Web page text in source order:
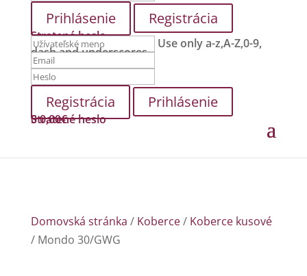
Registrácia
Stratené heslo Use only a-z,A-Z,0-9,
dash and underscores.
Prihlásenie
Stratené heslo
00,00€
Domovská stránka / Koberce/ Koberce kusové
/ Mondo 30/GWG